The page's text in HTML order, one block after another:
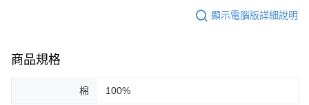
顯示電腦版詳細說明
商品規格
棉 100%